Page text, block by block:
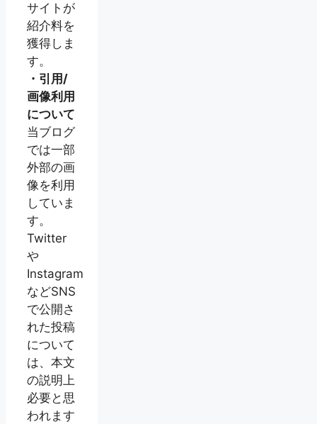
サイトが
紹介料を
獲得しま
す。
・引用/
画像利用
について
当ブログ
では一部
外部の画
像を利用
していま
す。
Twitter
や
Instagram
などSNS
で公開さ
れた投稿
について
は、本文
の説明上
必要と思
われます